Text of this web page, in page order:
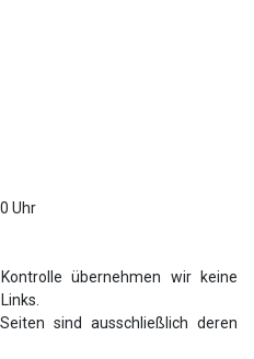
Uhr
übernehmen wir keine
sind ausschließlich deren